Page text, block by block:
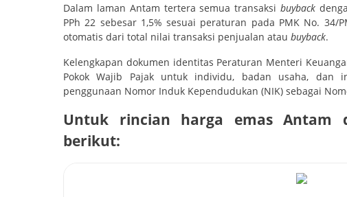
Dalam laman Antam tertera semua transaksibuyback
PPh 22 sebesar 1,5% sesuai peraturan pada PMK No. 34/
otomatis dari total nilai transaksi penjualan atau buyback.
Kelengkapan dokumen identitas Peraturan Menteri
Pokok Wajib Pajak untuk individu, badan usaha, dan
penggunaan Nomor Induk Kependudukan (NIK) sebagai
Untuk rincian harga emas Antam
berikut: